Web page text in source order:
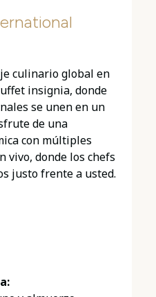
culinario global en
insignia, donde
se unen en un
de una
con múltiples
vivo, donde los chefs
justo frente a usted.